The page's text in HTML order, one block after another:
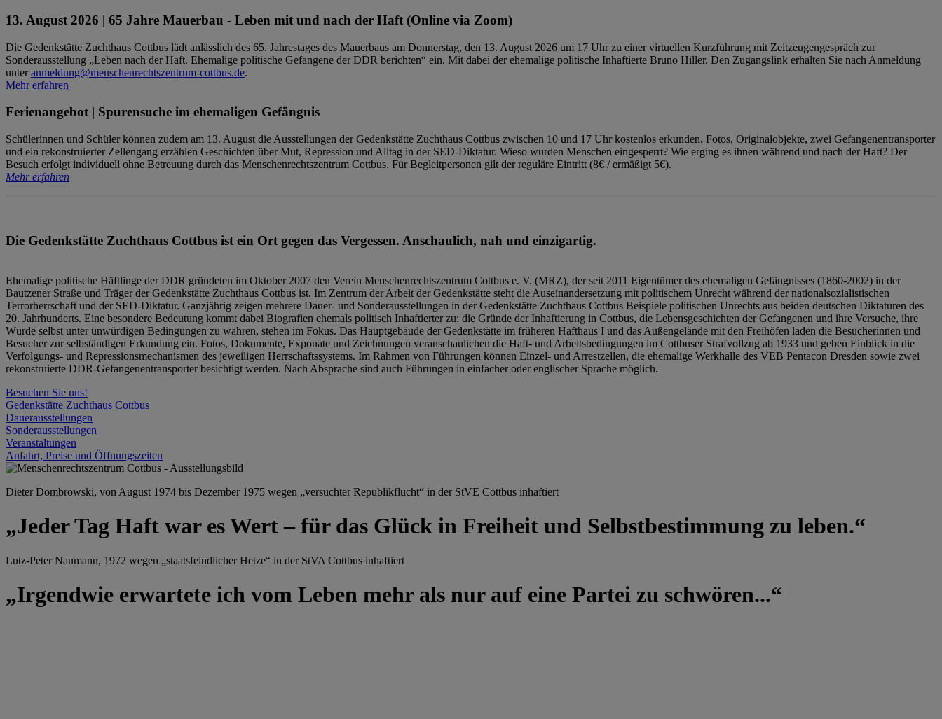
13. August 2026 | 65 Jahre Mauerbau - Leben mit und nach der Haft (Online via Zoom)
Die Gedenkstätte Zuchthaus Cottbus lädt anlässlich des 65. Jahrestages des Mauerbaus am Donnerstag, den 13. August 2026 um 17 Uhr zu einer virtuellen Kurzführung mit Zeitzeugengespräch zur
Sonderausstellung „Leben nach der Haft. Ehemalige politische Gefangene der DDR berichten“ ein. Mit dabei der ehemalige politische Inhaftierte Bruno Hiller. Den Zugangslink erhalten Sie nach Anmeldung
unteranmeldung@menschenrechtszentrum-cottbus.de.
Mehr erfahren
Ferienangebot | Spurensuche im ehemaligen Gefängnis
Schülerinnen und Schüler können zudem am 13. August die Ausstellungen der Gedenkstätte Zuchthaus Cottbus zwischen 10 und 17 Uhr kostenlos erkunden. Fotos, Originalobjekte, zwei Gefangenentransporter
und ein rekonstruierter Zellengang erzählen Geschichten über Mut, Repression und Alltag in der SED-Diktatur. Wieso wurden Menschen eingesperrt? Wie erging es ihnen während und nach der Haft? Der
Besuch erfolgt individuell ohne Betreuung durch das Menschenrechtszentrum Cottbus. Für Begleitpersonen gilt der reguläre Eintritt (8€ / ermäßigt 5€).
Mehr erfahren
Die Gedenkstätte Zuchthaus Cottbus ist ein Ort gegen das Vergessen. Anschaulich, nah und einzigartig.
Ehemalige politische Häftlinge der DDR gründeten im Oktober 2007 den Verein Menschenrechtszentrum Cottbus e. V. (MRZ), der seit 2011 Eigentümer des ehemaligen Gefängnisses (1860-2002) in der
Bautzener Straße und Träger der Gedenkstätte Zuchthaus Cottbus ist. Im Zentrum der Arbeit der Gedenkstätte steht die Auseinandersetzung mit politischem Unrecht während der nationalsozialistischen
Terrorherrschaft und der SED-Diktatur. Ganzjährig zeigen mehrere Dauer- und Sonderausstellungen in der Gedenkstätte Zuchthaus Cottbus Beispiele politischen Unrechts aus beiden deutschen Diktaturen des
20. Jahrhunderts. Eine besondere Bedeutung kommt dabei Biografien ehemals politisch Inhaftierter zu: die Gründe der Inhaftierung in Cottbus, die Lebensgeschichten der Gefangenen und ihre Versuche, ihre
Würde selbst unter unwürdigen Bedingungen zu wahren, stehen im Fokus. Das Hauptgebäude der Gedenkstätte im früheren Hafthaus I und das Außengelände mit den Freihöfen laden die Besucherinnen und
Besucher zur selbständigen Erkundung ein. Fotos, Dokumente, Exponate und Zeichnungen veranschaulichen die Haft- und Arbeitsbedingungen im Cottbuser Strafvollzug ab 1933 und geben Einblick in die
Verfolgungs- und Repressionsmechanismen des jeweiligen Herrschaftssystems. Im Rahmen von Führungen können Einzel- und Arrestzellen, die ehemalige Werkhalle des VEB Pentacon Dresden sowie zwei
rekonstruierte DDR-Gefangenentransporter besichtigt werden. Nach Absprache sind auch Führungen in einfacher oder englischer Sprache möglich.
Besuchen Sie uns!
Gedenkstätte Zuchthaus Cottbus
Dauerausstellungen
Sonderausstellungen
Veranstaltungen
Anfahrt, Preise und Öffnungszeiten
Dieter Dombrowski, von August 1974 bis Dezember 1975 wegen „versuchter Republikflucht“ in der StVE Cottbus inhaftiert
„Jeder Tag Haft war es Wert – für das Glück in Freiheit und Selbstbestimmung zu leben.“
Lutz-Peter Naumann, 1972 wegen „staatsfeindlicher Hetze“ in der StVA Cottbus inhaftiert
„Irgendwie erwartete ich vom Leben mehr als nur auf eine Partei zu schwören...“